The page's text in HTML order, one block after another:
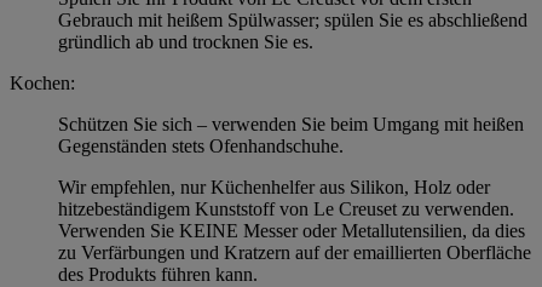
Gebrauch mit heißem Spülwasser; spülen Sie es abschließend
gründlich ab und trocknen Sie es.
Kochen:
Schützen Sie sich – verwenden Sie beim Umgang mit heißen
Gegenständen stets Ofenhandschuhe.
Wir empfehlen, nur Küchenhelfer aus Silikon, Holz oder
hitzebeständigem Kunststoff von Le Creuset zu verwenden.
Verwenden Sie KEINE Messer oder Metallutensilien, da dies
zu Verfärbungen und Kratzern auf der emaillierten Oberfläche
des Produkts führen kann.